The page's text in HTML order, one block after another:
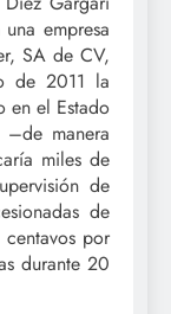
empresa
SA de CV,
de 2011 la
en el Estado
manera
miles de
de
de
por
durante 20